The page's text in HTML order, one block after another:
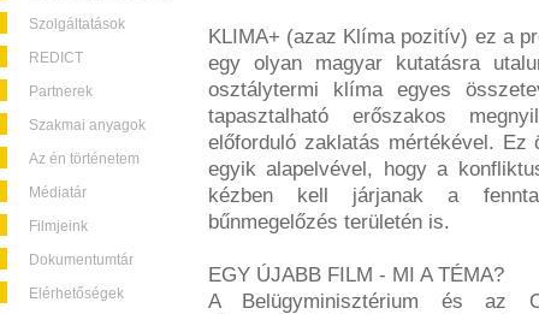
Szolgáltatások
REDICT
Partnerek
Szakmai anyagok
Az én történetem
Médiatár
Filmjeink
Dokumentumtár
Elérhetőségek
KLIMA+ (azaz Klíma pozitív) ez a
egy olyan magyar kutatásra
osztálytermi klíma egyes
tapasztalható erőszakos
előforduló zaklatás mértékével.
egyik alapelvével, hogy a
kézben kell járjanak a
bűnmegelőzés területén is.
EGY ÚJABB FILM - MI A TÉMA?
A Belügyminisztérium és az